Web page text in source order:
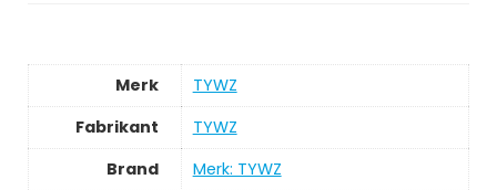
Merk
‎TYWZ
Fabrikant
‎TYWZ
Brand
Merk: TYWZ